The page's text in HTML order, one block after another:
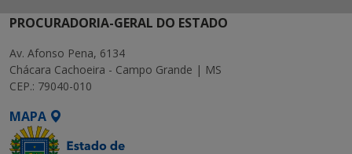
PROCURADORIA-GERAL DO ESTADO
Av. Afonso Pena, 6134
Chácara Cachoeira - Campo Grande | MS
CEP.: 79040-010
MAPA